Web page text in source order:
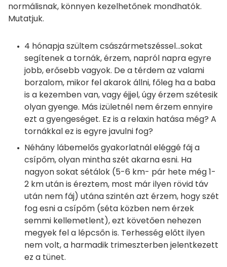
normálisnak, könnyen kezelhetőnek mondhatók.
Mutatjuk.
4 hónapja szültem császármetszéssel...sokat
segítenek a tornák, érzem, napról napra egyre
jobb, erősebb vagyok. De a térdem az valami
borzalom, mikor fel akarok állni, főleg ha a baba
is a kezemben van, vagy éjjel, úgy érzem szétesik
olyan gyenge. Más izületnél nem érzem ennyire
ezt a gyengeséget. Ez is a relaxin hatása még? A
tornákkal ez is egyre javulni fog?
Néhány lábemelős gyakorlatnál eléggé fáj a
csípőm, olyan mintha szét akarna esni. Ha
nagyon sokat sétálok (5-6 km- pár hete még 1-
2 km után is éreztem, most már ilyen rövid táv
után nem fáj) utána szintén azt érzem, hogy szét
fog esni a csípőm (séta közben nem érzek
semmi kellemetlent), ezt követően nehezen
megyek fel a lépcsőn is. Terhesség előtt ilyen
nem volt, a harmadik trimeszterben jelentkezett
ez a tünet.